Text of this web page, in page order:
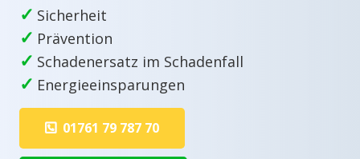
✓ Sicherheit
✓ Prävention
✓ Schadenersatz im Schadenfall
✓ Energieeinsparungen
01761 79 787 70